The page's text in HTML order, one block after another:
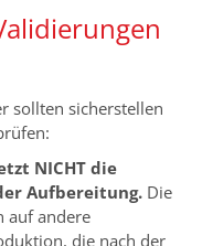
sollten sicherstellen
NICHT die
Aufbereitung. Die
auf andere
die nach der